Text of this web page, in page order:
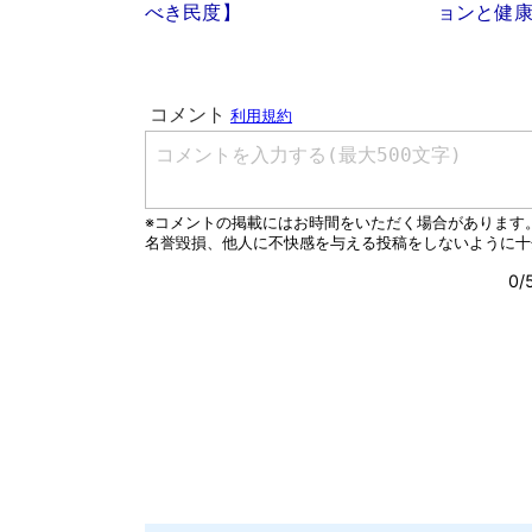
べき民度】 ョンと健